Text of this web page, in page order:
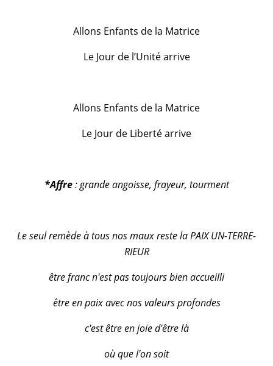
Allons Enfants de la Matrice
Le Jour de l’Unité arrive
Allons Enfants de la Matrice
Le Jour de Liberté arrive
*Affre: grande angoisse, frayeur, tourment
Le seul remède à tous nos maux reste la PAIX UN-TERRE-
RIEUR
être franc n'est pas toujours bien accueilli
être en paix avec nos valeurs profondes
c'est être en joie d'être là
où que l'on soit